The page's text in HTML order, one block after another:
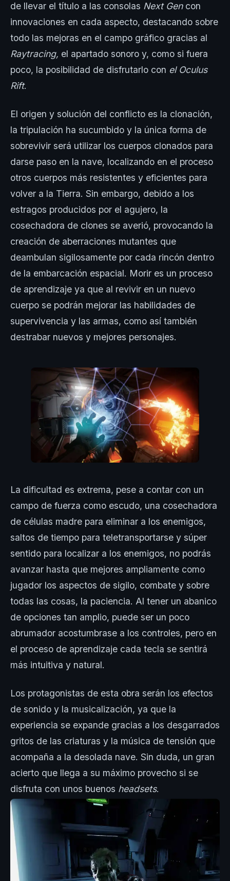
de llevar el título a las consolas Next Gencon
innovaciones en cada aspecto, destacando sobre
todo las mejoras en el campo gráfico gracias al
Raytracing, el apartado sonoro y, como si fuera
poco, la posibilidad de disfrutarlo con el Oculus
Rift.
El origen y solución del conflicto es la clonación,
la tripulación ha sucumbido y la única forma de
sobrevivir será utilizar los cuerpos clonados para
darse paso en la nave, localizando en el proceso
otros cuerpos más resistentes y eficientes para
volver a la Tierra. Sin embargo, debido a los
estragos producidos por el agujero, la
cosechadora de clones se averió, provocando la
creación de aberraciones mutantes que
deambulan sigilosamente por cada rincón dentro
de la embarcación espacial. Morir es un proceso
de aprendizaje ya que al revivir en un nuevo
cuerpo se podrán mejorar las habilidades de
supervivencia y las armas, como así también
destrabar nuevos y mejores personajes.
La dificultad es extrema, pese a contar con un
campo de fuerza como escudo, una cosechadora
de células madre para eliminar a los enemigos,
saltos de tiempo para teletransportarse y súper
sentido para localizar a los enemigos, no podrás
avanzar hasta que mejores ampliamente como
jugador los aspectos de sigilo, combate y sobre
todas las cosas, la paciencia. Al tener un abanico
de opciones tan amplio, puede ser un poco
abrumador acostumbrase a los controles, pero en
el proceso de aprendizaje cada tecla se sentirá
más intuitiva y natural.
Los protagonistas de esta obra serán los efectos
de sonido y la musicalización, ya que la
experiencia se expande gracias a los desgarrados
gritos de las criaturas y la música de tensión que
acompaña a la desolada nave. Sin duda, un gran
acierto que llega a su máximo provecho si se
disfruta con unos buenos headsets.